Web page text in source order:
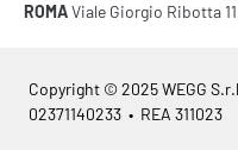
ROMAViale Giorgio Ribotta
Copyright © 2025 WEGG
02371140233 • REA 311023